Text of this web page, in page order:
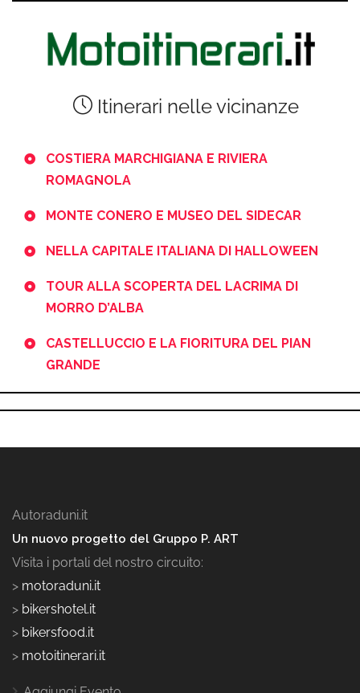
Itinerari nelle vicinanze
COSTIERA MARCHIGIANA E RIVIERA
ROMAGNOLA
MONTE CONERO E MUSEO DEL SIDECAR
NELLA CAPITALE ITALIANA DI HALLOWEEN
TOUR ALLA SCOPERTA DEL LACRIMA DI
MORRO D’ALBA
CASTELLUCCIO E LA FIORITURA DEL PIAN
GRANDE
Autoraduni.it
Un nuovo progetto del Gruppo P. ART
Visita i portali del nostro circuito:
> motoraduni.it
> bikershotel.it
> bikersfood.it
> motoitinerari.it